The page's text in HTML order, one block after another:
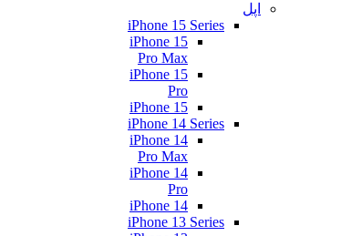
اپل
iPhone 15 Series
iPhone 15
Pro Max
iPhone 15
Pro
iPhone 15
iPhone 14 Series
iPhone 14
Pro Max
iPhone 14
Pro
iPhone 14
iPhone 13 Series